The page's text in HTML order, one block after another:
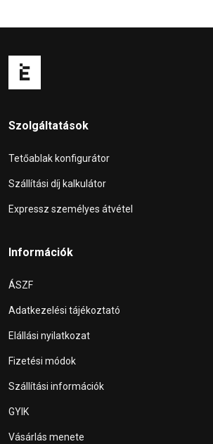
Szolgáltatások
Tetőablak konfigurátor
Szállítási díj kalkulátor
Expressz személyes átvétel
Információk
ÁSZF
Adatkezelési tájékoztató
Elállási nyilatkozat
Fizetési módok
Szállítási információk
GYIK
Vásárlás menete